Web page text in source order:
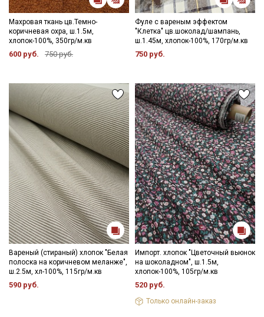
Махровая ткань цв.Темно-
коричневая охра, ш.1.5м,
хлопок-100%, 350гр/м.кв
600 руб. 750 руб.
Фуле с вареным эффектом
"Клетка" цв.шоколад/шампань,
ш.1.45м, хлопок-100%, 170гр/м.кв
750 руб.
Вареный (стираный) хлопок "Белая
полоска на коричневом меланже",
ш.2.5м, хл-100%, 115гр/м.кв
590 руб.
Импорт. хлопок "Цветочный вьюнок
на шоколадном", ш.1.5м,
хлопок-100%, 105гр/м.кв
520 руб.
Только онлайн-заказ